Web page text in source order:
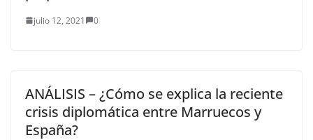
julio 12, 2021 0
ANÁLISIS – ¿Cómo se explica la reciente
crisis diplomática entre Marruecos y
España?